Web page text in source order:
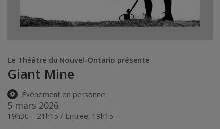
Le Théâtre du Nouvel-Ontario présente
Giant Mine
Événement en personne
5 mars 2026
19h30 – 21h15 / Entrée: 19h15